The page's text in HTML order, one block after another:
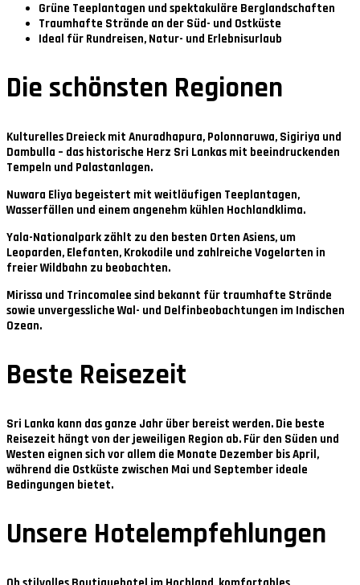
Grüne Teeplantagen und spektakuläre Berglandschaften
Traumhafte Strände an der Süd- und Ostküste
Ideal für Rundreisen, Natur- und Erlebnisurlaub
Die schönsten Regionen
Kulturelles Dreieck mit Anuradhapura, Polonnaruwa, Sigiriya und
Dambulla – das historische Herz Sri Lankas mit beeindruckenden
Tempeln und Palastanlagen.
Nuwara Eliya begeistert mit weitläufigen Teeplantagen,
Wasserfällen und einem angenehm kühlen Hochlandklima.
Yala-Nationalpark zählt zu den besten Orten Asiens, um
Leoparden, Elefanten, Krokodile und zahlreiche Vogelarten in
freier Wildbahn zu beobachten.
Mirissa und Trincomalee sind bekannt für traumhafte Strände
sowie unvergessliche Wal- und Delfinbeobachtungen im Indischen
Ozean.
Beste Reisezeit
Sri Lanka kann das ganze Jahr über bereist werden. Die beste
Reisezeit hängt von der jeweiligen Region ab. Für den Süden und
Westen eignen sich vor allem die Monate Dezember bis April,
während die Ostküste zwischen Mai und September ideale
Bedingungen bietet.
Unsere Hotelempfehlungen